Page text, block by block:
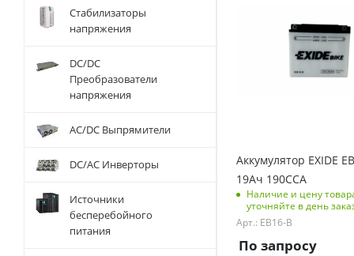
Емкость батарей, Ач
Ток холодной
прокрутки, А
190
Код типоразмера АКБ
MOTO
Аккумулятор EXIDE
19Ач 190CCA
Наличие и цену
уточняйте в день
Арт.: EB16-B
По запросу
Стабилизаторы
напряжения
DC/DC
Преобразователи
напряжения
AC/DC Выпрямители
DC/AC Инверторы
Источники
бесперебойного
питания